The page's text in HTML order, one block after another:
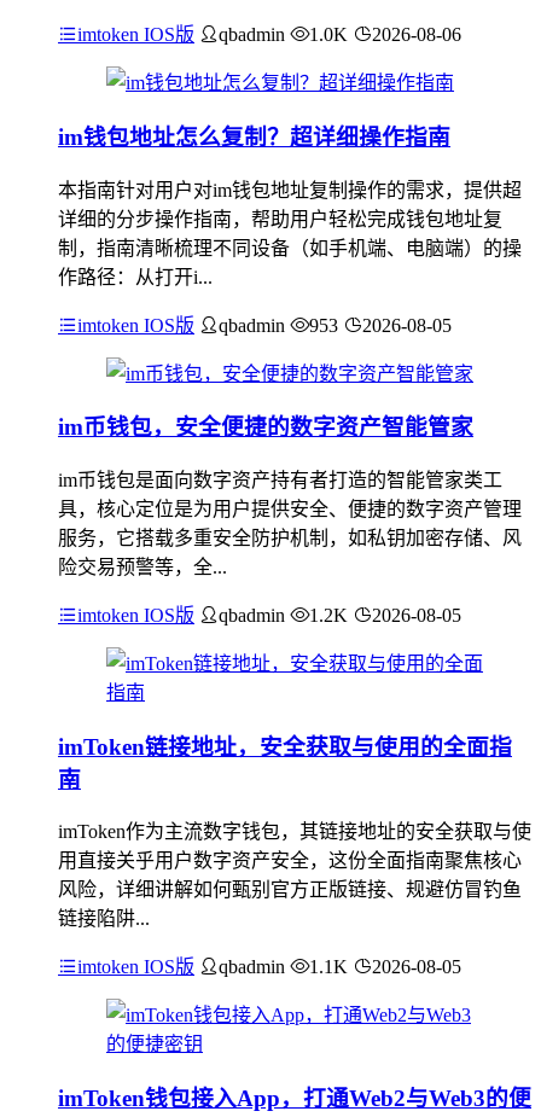
imtoken IOS版 qbadmin 1.0K 2026-08-06
im钱包地址怎么复制？超详细操作指南
本指南针对用户对im钱包地址复制操作的需求，提供超
详细的分步操作指南，帮助用户轻松完成钱包地址复
制，指南清晰梳理不同设备（如手机端、电脑端）的操
作路径：从打开i...
imtoken IOS版 qbadmin 953 2026-08-05
im币钱包，安全便捷的数字资产智能管家
im币钱包是面向数字资产持有者打造的智能管家类工
具，核心定位是为用户提供安全、便捷的数字资产管理
服务，它搭载多重安全防护机制，如私钥加密存储、风
险交易预警等，全...
imtoken IOS版 qbadmin 1.2K 2026-08-05
imToken链接地址，安全获取与使用的全面指
南
imToken作为主流数字钱包，其链接地址的安全获取与使
用直接关乎用户数字资产安全，这份全面指南聚焦核心
风险，详细讲解如何甄别官方正版链接、规避仿冒钓鱼
链接陷阱...
imtoken IOS版 qbadmin 1.1K 2026-08-05
imToken钱包接入App，打通Web2与Web3的便